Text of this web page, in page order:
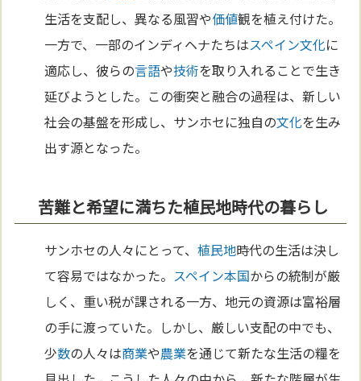
生活を支配し、異なる風習や価値観を植え付けた。
一方で、一部のインディヘナたちはスペイン文化に
適応し、彼らの言語や技術を取り入れることで生き
延びようとした。この衝突と融合の過程は、新しい
社会の基盤を形成し、サンホセに独自の文化を生み
出す源となった。
苦難と希望に満ちた植民地時代の暮らし
サンホセの人々にとって、植民地時代の生活は決し
て容易ではなかった。 スペイン本国からの統制が厳
しく、重い税が課される一方、地元の資源は富裕層
の手に渡っていた。しかし、厳しい支配の中でも、
少数の人々は商業や農業を通じて新たな生活の糧を